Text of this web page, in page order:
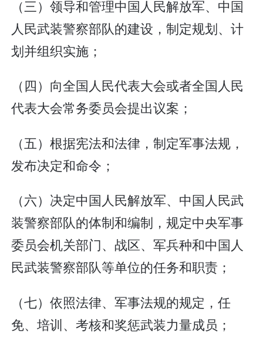
（三）领导和管理中国人民解放军、中国
人民武装警察部队的建设，制定规划、计
划并组织实施；
（四）向全国人民代表大会或者全国人民
代表大会常务委员会提出议案；
（五）根据宪法和法律，制定军事法规，
发布决定和命令；
（六）决定中国人民解放军、中国人民武
装警察部队的体制和编制，规定中央军事
委员会机关部门、战区、军兵种和中国人
民武装警察部队等单位的任务和职责；
（七）依照法律、军事法规的规定，任
免、培训、考核和奖惩武装力量成员；